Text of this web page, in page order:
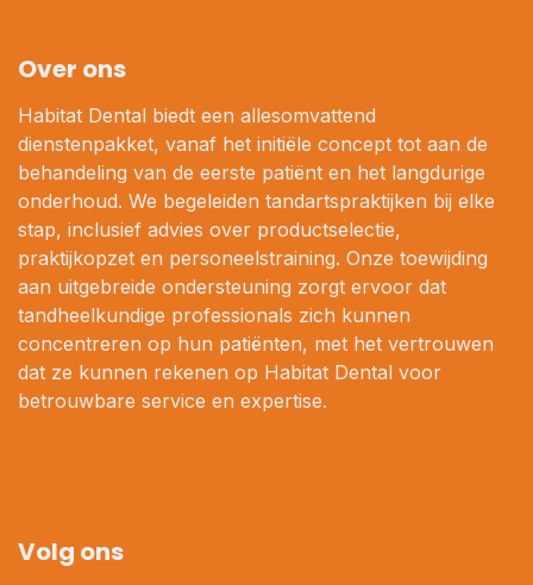
Over ons
Habitat Dental biedt een allesomvattend
dienstenpakket, vanaf het initiële concept tot aan de
behandeling van de eerste patiënt en het langdurige
onderhoud. We begeleiden tandartspraktijken bij elke
stap, inclusief advies over productselectie,
praktijkopzet en personeelstraining. Onze toewijding
aan uitgebreide ondersteuning zorgt ervoor dat
tandheelkundige professionals zich kunnen
concentreren op hun patiënten, met het vertrouwen
dat ze kunnen rekenen op Habitat Dental voor
betrouwbare service en expertise.
Volg ons